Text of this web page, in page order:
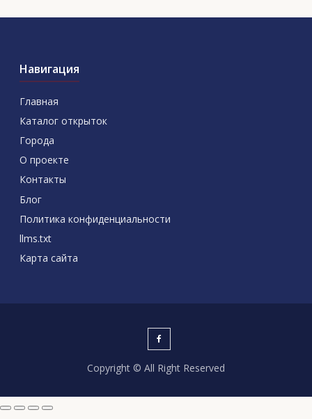
Навигация
Главная
Каталог открыток
Города
О проекте
Контакты
Блог
Политика конфиденциальности
llms.txt
Карта сайта
Copyright © All Right Reserved